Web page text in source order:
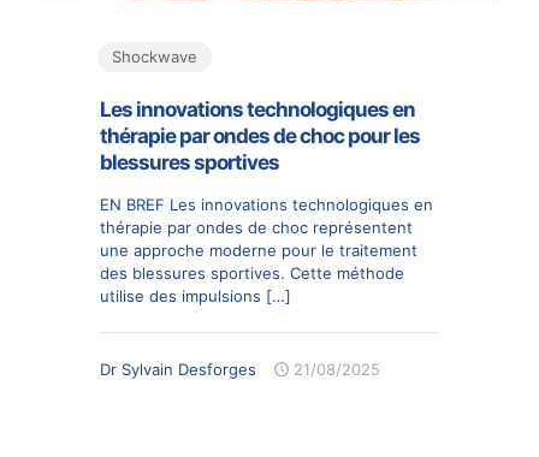
Shockwave
Les innovations technologiques en
thérapie par ondes de choc pour les
blessures sportives
EN BREF Les innovations technologiques en
thérapie par ondes de choc représentent
une approche moderne pour le traitement
des blessures sportives. Cette méthode
utilise des impulsions […]
Dr Sylvain Desforges 21/08/2025